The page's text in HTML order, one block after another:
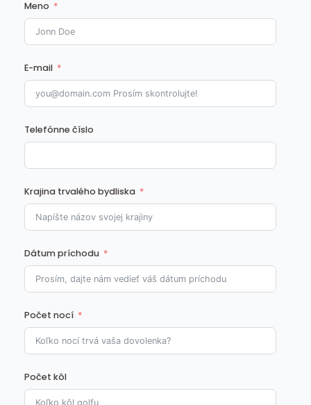
Meno
E-mail
Telefónne číslo
Krajina trvalého bydliska
Dátum príchodu
Počet nocí
Počet kôl